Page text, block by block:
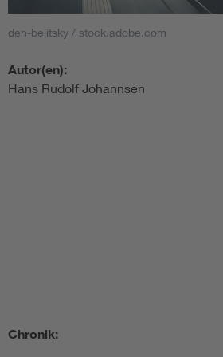
den-belitsky / stock.adobe.com
Autor(en):
Hans Rudolf Johannsen
Chronik: